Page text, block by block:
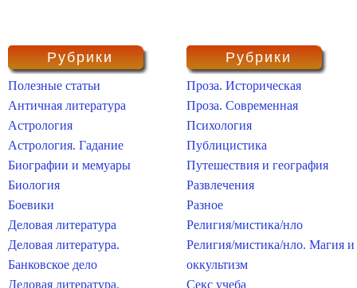
Рубрики
Полезные статьи
Античная литература
Астрология
Астрология. Гадание
Биографии и мемуары
Биология
Боевики
Деловая литература
Деловая литература.
Банковское дело
Деловая литература.
Рубрики
Проза. Историческая
Проза. Современная
Психология
Публицистика
Путешествия и география
Развлечения
Разное
Религия/мистика/нло
Религия/мистика/нло. Магия и
оккультизм
Секс учеба